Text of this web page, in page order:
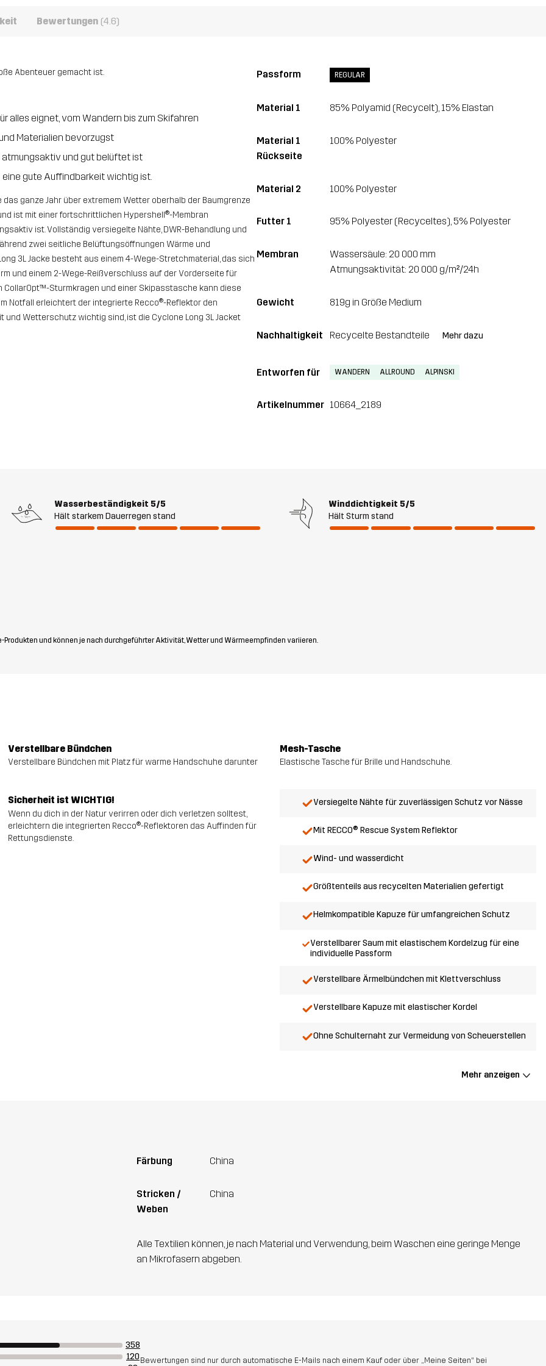
Bewertungen (4.6)
Abenteuer gemacht ist.
alles eignet, vom Wandern bis zum Skifahren
Materialien bevorzugst
atmungsaktiv und gut belüftet ist
gute Auffindbarkeit wichtig ist.
ganze Jahr über extremem Wetter oberhalb der Baumgrenze
ist mit einer fortschrittlichen Hypershell®-Membran
ist. Vollständig versiegelte Nähte, DWR-Behandlung und
zwei seitliche Belüftungsöffnungen Wärme und
3L Jacke besteht aus einem 4-Wege-Stretchmaterial, das sich
und einem 2-Wege-Reißverschluss auf der Vorderseite für
CollarOpt™-Sturmkragen und einer Skipasstasche kann diese
Notfall erleichtert der integrierte Recco®-Reflektor den
Wetterschutz wichtig sind, ist die Cyclone Long 3L Jacket
Passform REGULAR
Material 1 85% Polyamid (Recycelt), 15% Elastan
Material 1
Rückseite
100% Polyester
Material 2 100% Polyester
Futter 1 95% Polyester (Recyceltes), 5% Polyester
Membran
Wassersäule: 20 000 mm
Atmungsaktivität: 20 000 g/m²/24h
Gewicht 819g in Größe Medium
Nachhaltigkeit Recycelte Bestandteile Mehr dazu
Entworfen für WANDERN ALLROUND ALPINSKI
Artikelnummer 10664_2189
Wasserbeständigkeit 5/5
Hält starkem Dauerregen stand
Winddichtigkeit 5/5
Hält Sturm stand
und können je nach durchgeführter Aktivität, Wetter und Wärmeempfinden variieren.
Verstellbare Bündchen
Verstellbare Bündchen mit Platz für warme Handschuhe darunter
Mesh-Tasche
Elastische Tasche für Brille und Handschuhe.
Sicherheit ist WICHTIG!
Wenn du dich in der Natur verirren oder dich verletzen solltest,
erleichtern die integrierten Recco®-Reflektoren das Auffinden für
Rettungsdienste.
Versiegelte Nähte für zuverlässigen Schutz vor Nässe
Mit RECCO® Rescue System Reflektor
Wind- und wasserdicht
Größtenteils aus recycelten Materialien gefertigt
Helmkompatible Kapuze für umfangreichen Schutz
Verstellbarer Saum mit elastischem Kordelzug für eine
individuelle Passform
Verstellbare Ärmelbündchen mit Klettverschluss
Verstellbare Kapuze mit elastischer Kordel
Ohne Schulternaht zur Vermeidung von Scheuerstellen
Mehr anzeigen
Färbung China
Stricken /
Weben
China
Alle Textilien können, je nach Material und Verwendung, beim Waschen eine geringe Menge
an Mikrofasern abgeben.
358
120 Bewertungen sind nur durch automatische E-Mails nach einem Kauf oder über „Meine Seiten“ bei